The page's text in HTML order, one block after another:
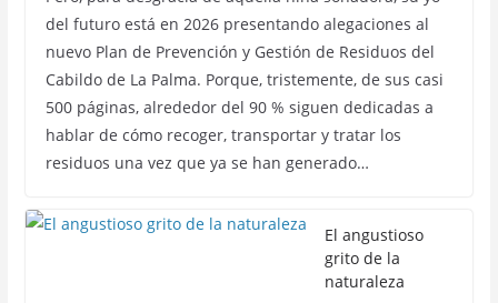
del futuro está en 2026 presentando alegaciones al
nuevo Plan de Prevención y Gestión de Residuos del
Cabildo de La Palma. Porque, tristemente, de sus casi
500 páginas, alrededor del 90 % siguen dedicadas a
hablar de cómo recoger, transportar y tratar los
residuos una vez que ya se han generado…
El angustioso
grito de la
naturaleza